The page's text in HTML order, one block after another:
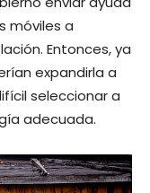
móviles a
Entonces, ya
expandirla a
seleccionar a
adecuada.